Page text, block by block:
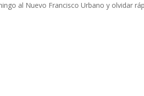
al Nuevo Francisco Urbano y olvidar